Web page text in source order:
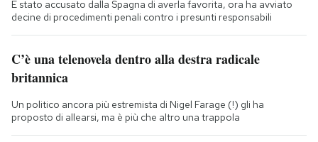
È stato accusato dalla Spagna di averla favorita, ora ha avviato
decine di procedimenti penali contro i presunti responsabili
C’è una telenovela dentro alla destra radicale
britannica
Un politico ancora più estremista di Nigel Farage (!) gli ha
proposto di allearsi, ma è più che altro una trappola